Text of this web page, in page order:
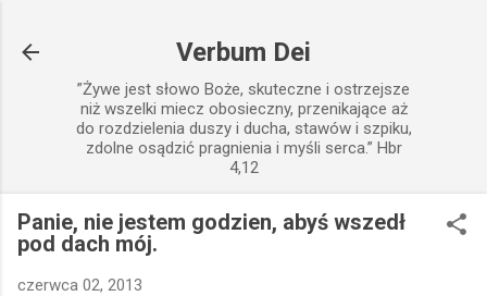
Verbum Dei
”Żywe jest słowo Boże, skuteczne i ostrzejsze
niż wszelki miecz obosieczny, przenikające aż
do rozdzielenia duszy i ducha, stawów i szpiku,
zdolne osądzić pragnienia i myśli serca.” Hbr
4,12
Panie, nie jestem godzien, abyś wszedł
pod dach mój.
czerwca 02, 2013